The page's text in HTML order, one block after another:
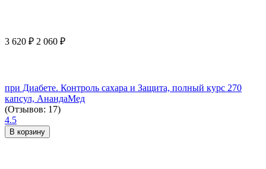
3 620 ₽ 2 060 ₽
при Диабете. Контроль сахара и Защита, полный курс 270
капсул, АнандаМед
(Отзывов: 17)
4.5
В корзину